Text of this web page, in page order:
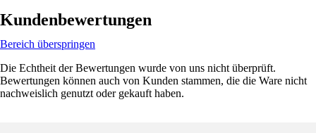
Kundenbewertungen
Bereich überspringen
Die Echtheit der Bewertungen wurde von uns nicht überprüft.
Bewertungen können auch von Kunden stammen, die die Ware nicht
nachweislich genutzt oder gekauft haben.